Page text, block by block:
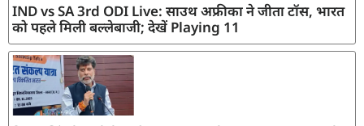
IND vs SA 3rd ODI Live: साउथ अफ्रीका ने जीता टॉस, भारत
को पहले मिली बल्लेबाजी; देखें Playing 11